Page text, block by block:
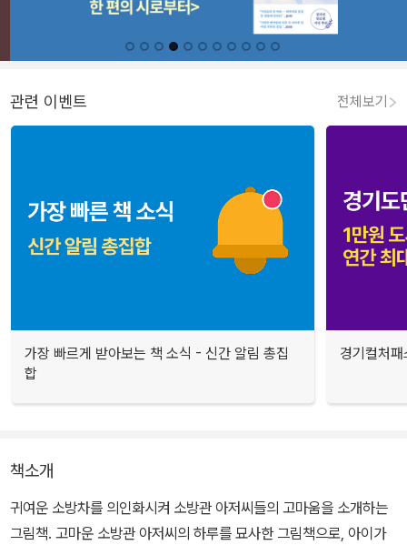
관련 이벤트 전체보기
가장 빠르게 받아보는 책 소식 - 신간 알림 총집
합
경기컬처
책소개
귀여운 소방차를 의인화시켜 소방관 아저씨들의 고마움을 소개하는
그림책. 고마운 소방관 아저씨의 하루를 묘사한 그림책으로, 아이가